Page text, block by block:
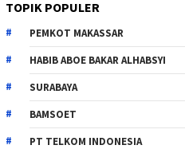
TOPIK POPULER
PEMKOT MAKASSAR
HABIB ABOE BAKAR ALHABSYI
SURABAYA
BAMSOET
PT TELKOM INDONESIA